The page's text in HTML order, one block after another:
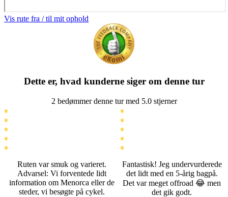
Vis rute fra / til mit ophold
Dette er, hvad kunderne siger om denne tur
2 bedømmer denne tur med 5.0 stjerner
Ruten var smuk og varieret.
Advarsel: Vi forventede lidt
information om Menorca eller de
steder, vi besøgte på cykel.
Fantastisk! Jeg undervurderede
det lidt med en 5-årig bagpå.
Det var meget offroad 😂 men
det gik godt.